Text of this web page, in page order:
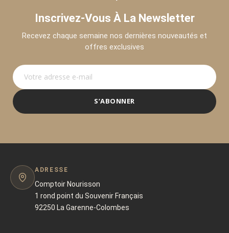
Inscrivez-Vous À La Newsletter
Recevez chaque semaine nos dernières nouveautés et
offres exclusives
S’ABONNER
ADRESSE
Comptoir Nourisson
1 rond point du Souvenir Français
92250 La Garenne-Colombes